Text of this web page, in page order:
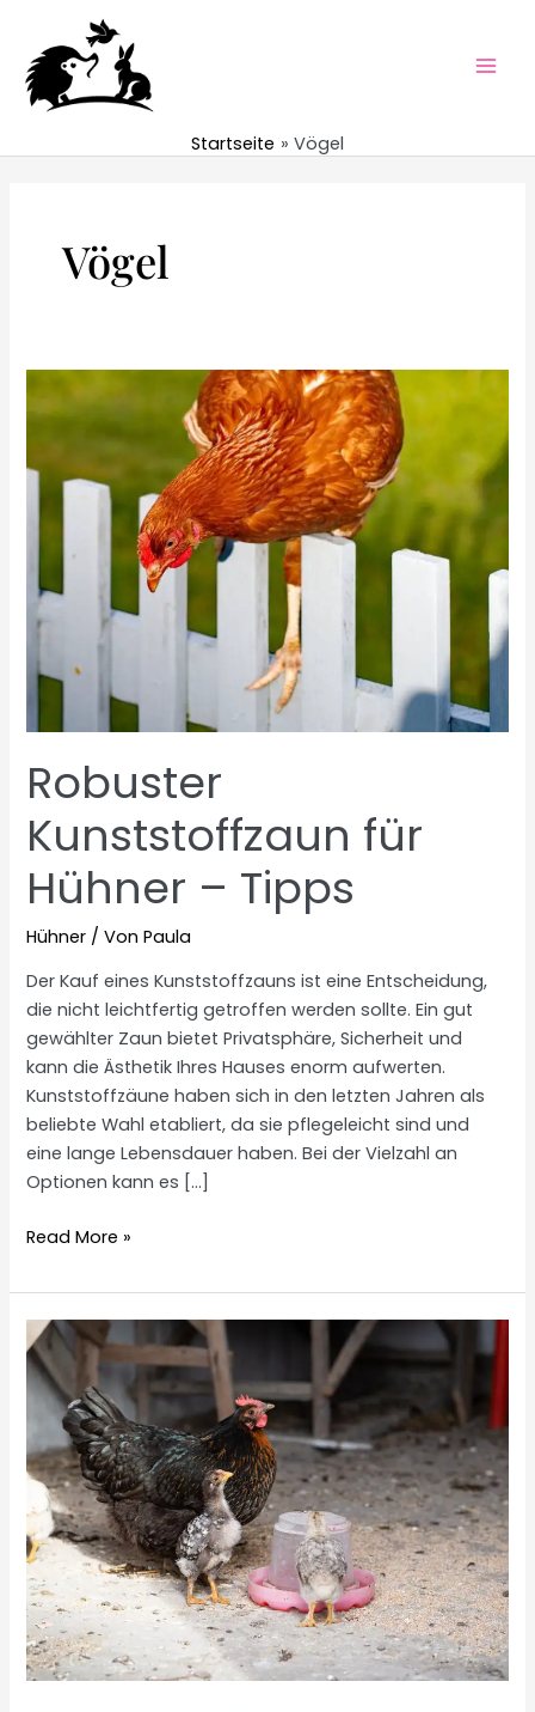
springen
Startseite Vögel
Vögel
Robuster
Kunststoffzaun für
Hühner – Tipps
Hühner / VonPaula
Der Kauf eines Kunststoffzauns ist eine Entscheidung,
die nicht leichtfertig getroffen werden sollte. Ein gut
gewählter Zaun bietet Privatsphäre, Sicherheit und
kann die Ästhetik Ihres Hauses enorm aufwerten.
Kunststoffzäune haben sich in den letzten Jahren als
beliebte Wahl etabliert, da sie pflegeleicht sind und
eine lange Lebensdauer haben. Bei der Vielzahl an
Optionen kann es […]
Robuster
für
Hühner
–
Tipps
Read More »